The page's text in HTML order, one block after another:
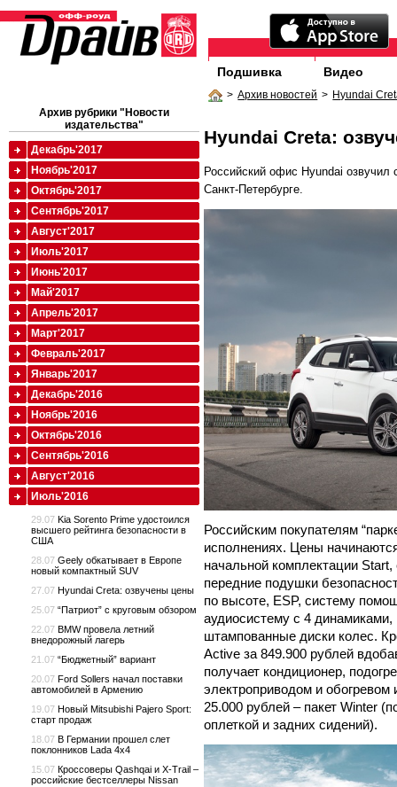
Подшивка Видео
> Архив новостей > Hyundai
Hyundai Creta:
Российский офис Hyundai озвучил
Санкт-Петербурге.
Российским покупателям
исполнениях. Цены
начальной комплектации
передние подушки
по высоте, ESP, систему
аудиосистему с 4
штампованные диски колес.
Active за 849.900 рублей
получает кондиционер,
электроприводом и
25.000 рублей – пакет Winter
оплеткой и задних сидений).
Архив рубрики "Новости
издательства"
Декабрь'2017
Ноябрь'2017
Октябрь'2017
Сентябрь'2017
Август'2017
Июль'2017
Июнь'2017
Май'2017
Апрель'2017
Март'2017
Февраль'2017
Январь'2017
Декабрь'2016
Ноябрь'2016
Октябрь'2016
Сентябрь'2016
Август'2016
Июль'2016
29.07 Kia Sorento Prime удостоился
высшего рейтинга безопасности в
США
28.07 Geely обкатывает в Европе
новый компактный SUV
27.07 Hyundai Creta: озвучены цены
25.07 “Патриот” с круговым обзором
22.07 BMW провела летний
внедорожный лагерь
21.07 “Бюджетный” вариант
20.07 Ford Sollers начал поставки
автомобилей в Армению
19.07 Новый Mitsubishi Pajero Sport:
старт продаж
18.07 В Германии прошел слет
поклонников Lada 4x4
15.07 Кроссоверы Qashqai и X-Trail –
российские бестселлеры Nissan